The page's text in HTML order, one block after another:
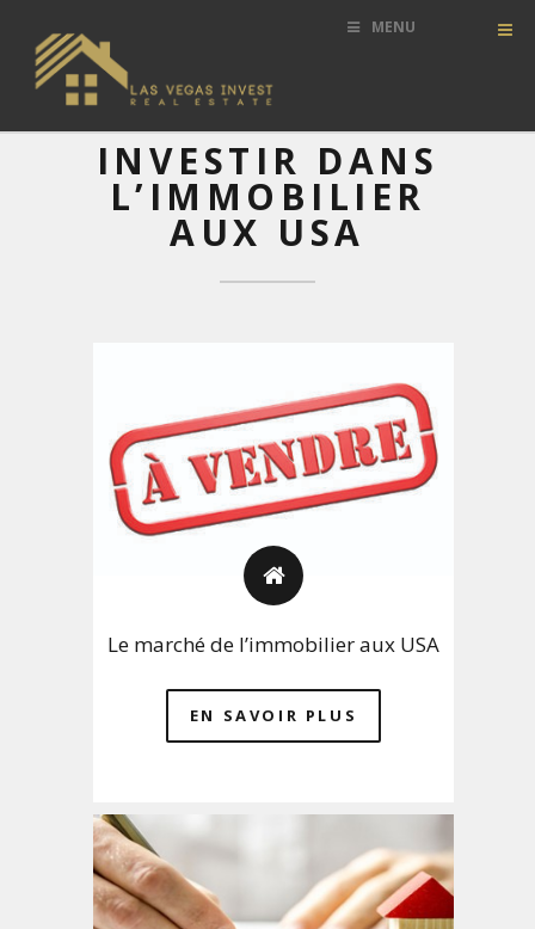
MENU
INVESTIR DANS
L’IMMOBILIER
AUX USA
Le marché de l’immobilier aux USA
EN SAVOIR PLUS